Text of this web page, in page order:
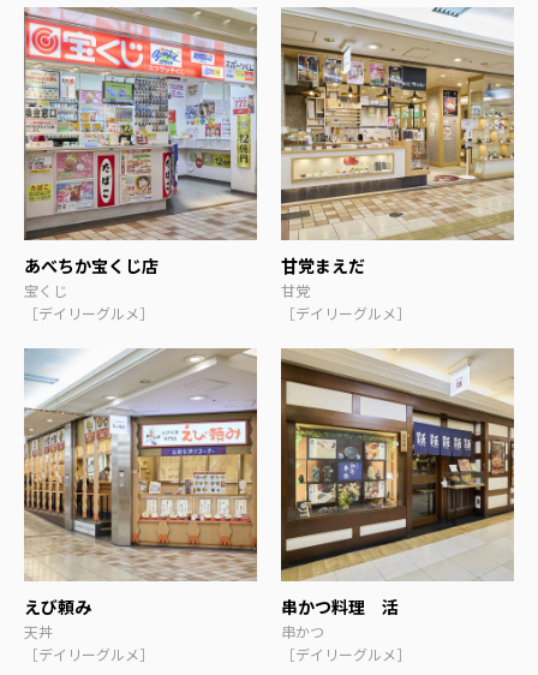
あべちか宝くじ店
宝くじ
［デイリーグルメ］
甘党まえだ
甘党
［デイリーグルメ］
えび頼み
天丼
［デイリーグルメ］
串かつ料理 活
串かつ
［デイリーグルメ］